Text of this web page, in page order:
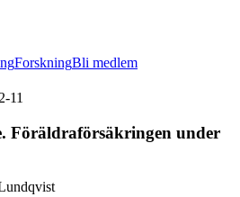
ForskningBli medlem
11
Föräldraförsäkringen under